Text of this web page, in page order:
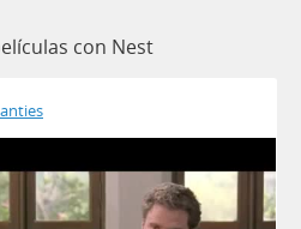
con Nest